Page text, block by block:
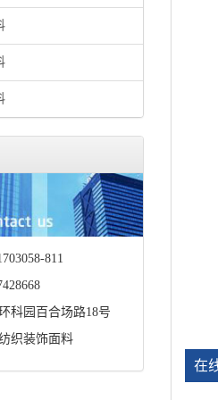
811
科园百合场路18号
织装饰面料
在